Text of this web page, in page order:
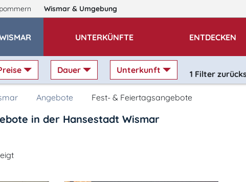
Wismar & Umgebung
UNTERKÜNFTE ENTDECKEN
Dauer Unterkunft 1 Filter
Angebote Fest- & Feiertagsangebote
in der Hansestadt Wismar